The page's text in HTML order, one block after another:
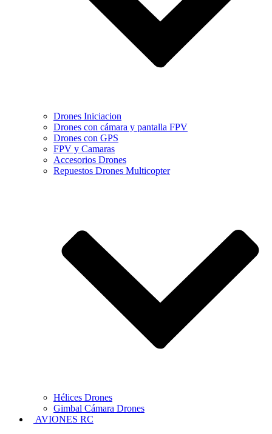
Drones Iniciacion
Drones con cámara y pantalla FPV
Drones con GPS
FPV y Camaras
Accesorios Drones
Repuestos Drones Multicopter
Hélices Drones
Gimbal Cámara Drones
AVIONES RC